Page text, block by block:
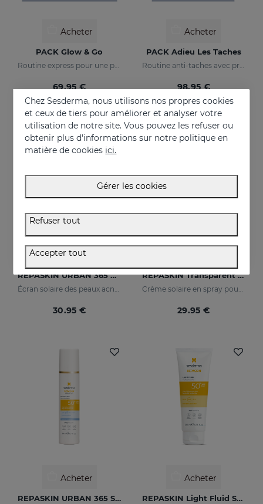
Acheter
PACK Glow & Go
Routine express pour une peau lumineuse et protégée
69.95 €
Acheter
PACK Adieu Les Taches
Routine anti-taches avec protection solaire
98.95 €
Acheter
REPASKIN URBAN 365 Oily Skin SPF50
30.95 €
REPASKIN Transparent Spray SPF50
29.95 €
Acheter
REPASKIN URBAN 365 Sensitive SPF50+
Acheter
REPASKIN Light Fluid SPF50+
Chez Sesderma, nous utilisons nos propres cookies
et ceux de tiers pour améliorer et analyser votre
utilisation de notre site. Vous pouvez les refuser ou
obtenir plus d'informations sur notre politique en
matière de cookies ici.
Gérer les cookies
Refuser tout
Accepter tout